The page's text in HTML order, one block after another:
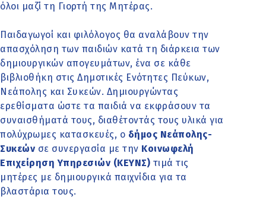
όλοι μαζί τη Γιορτή της Μητέρας.
Παιδαγωγοί και φιλόλογος θα αναλάβουν την
απασχόληση των παιδιών κατά τη διάρκεια των
δημιουργικών απογευμάτων, ένα σε κάθε
βιβλιοθήκη στις Δημοτικές Ενότητες Πεύκων,
Νεάπολης και Συκεών. Δημιουργώντας
ερεθίσματα ώστε τα παιδιά να εκφράσουν τα
συναισθήματά τους, διαθέτοντάς τους υλικά για
πολύχρωμες κατασκευές, ο δήμος Νεάπολης-
Συκεών σε συνεργασία με την Κοινωφελή
Επιχείρηση Υπηρεσιών (ΚΕΥΝΣ) τιμά τις
μητέρες με δημιουργικά παιχνίδια για τα
βλαστάρια τους.